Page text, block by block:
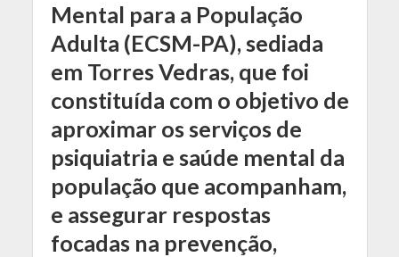
Mental para a População
Adulta (ECSM-PA), sediada
em Torres Vedras, que foi
constituída com o objetivo de
aproximar os serviços de
psiquiatria e saúde mental da
população que acompanham,
e assegurar respostas
focadas na prevenção,